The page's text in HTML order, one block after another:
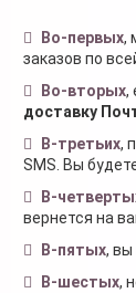
Во-первых,
заказов по
Во-вторых,
доставку
В-третьих,
SMS. Вы
В-
вернется на
В-пятых, вы
В-шестых,